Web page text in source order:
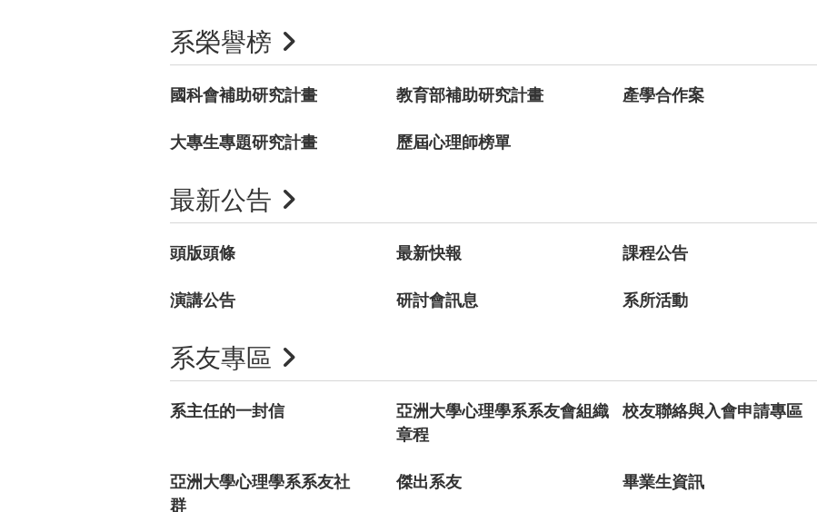
系榮譽榜
國科會補助研究計畫 教育部補助研究計畫 產學合作案
大專生專題研究計畫 歷屆心理師榜單
最新公告
頭版頭條 最新快報 課程公告
演講公告 研討會訊息 系所活動
系友專區
系主任的一封信
亞洲大學心理學系系友會組織
章程
校友聯絡與入會申請專區
亞洲大學心理學系系友社
群
傑出系友 畢業生資訊